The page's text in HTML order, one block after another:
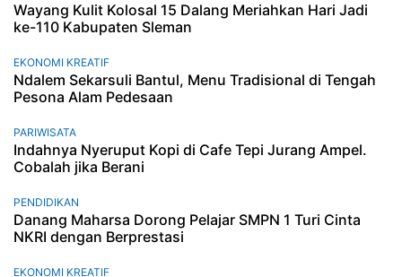
Wayang Kulit Kolosal 15 Dalang Meriahkan Hari Jadi
ke-110 Kabupaten Sleman
EKONOMI KREATIF
Ndalem Sekarsuli Bantul, Menu Tradisional di Tengah
Pesona Alam Pedesaan
PARIWISATA
Indahnya Nyeruput Kopi di Cafe Tepi Jurang Ampel.
Cobalah jika Berani
PENDIDIKAN
Danang Maharsa Dorong Pelajar SMPN 1 Turi Cinta
NKRI dengan Berprestasi
EKONOMI KREATIF